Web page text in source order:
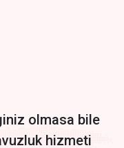
no credit card
olmasa bile
hizmeti